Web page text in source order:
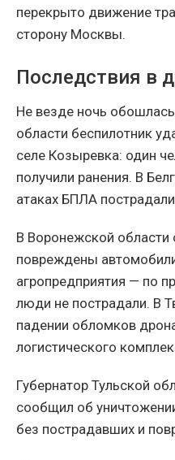
перекрыто движение
сторону Москвы.
Последствия в
Не везде ночь
области беспилотник
селе Козыревка: один
получили ранения. В
атаках БПЛА
В Воронежской области
повреждены
агропредприятия — по
люди не пострадали. В
падении обломков
логистического
Губернатор Тульской
сообщил об
без пострадавших и